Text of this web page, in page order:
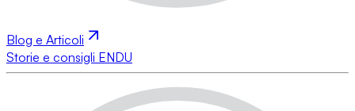
Blog e Articoli
Storie e consigli ENDU